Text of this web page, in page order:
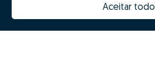
Aceitar